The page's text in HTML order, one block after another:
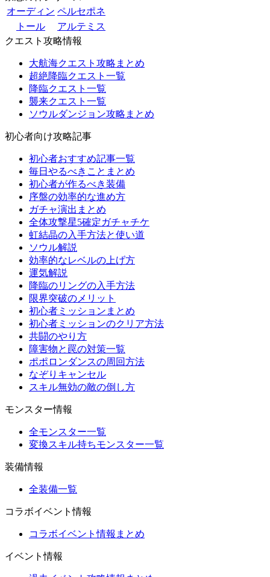
オーディン ペルセポネ
トール
アルテミス
クエスト攻略情報
大航海クエスト攻略まとめ
超絶降臨クエスト一覧
降臨クエスト一覧
襲来クエスト一覧
ソウルダンジョン攻略まとめ
初心者向け攻略記事
初心者おすすめ記事一覧
毎日やるべきことまとめ
初心者が作るべき装備
序盤の効率的な進め方
ガチャ演出まとめ
全体攻撃星5確定ガチャチケ
虹結晶の入手方法と使い道
ソウル解説
効率的なレベルの上げ方
運気解説
降臨のリングの入手方法
限界突破のメリット
初心者ミッションまとめ
初心者ミッションのクリア方法
共闘のやり方
障害物と罠の対策一覧
ポポロンダンスの周回方法
なぞりキャンセル
スキル無効の敵の倒し方
モンスター情報
全モンスター一覧
変換スキル持ちモンスター一覧
装備情報
全装備一覧
コラボイベント情報
コラボイベント情報まとめ
イベント情報